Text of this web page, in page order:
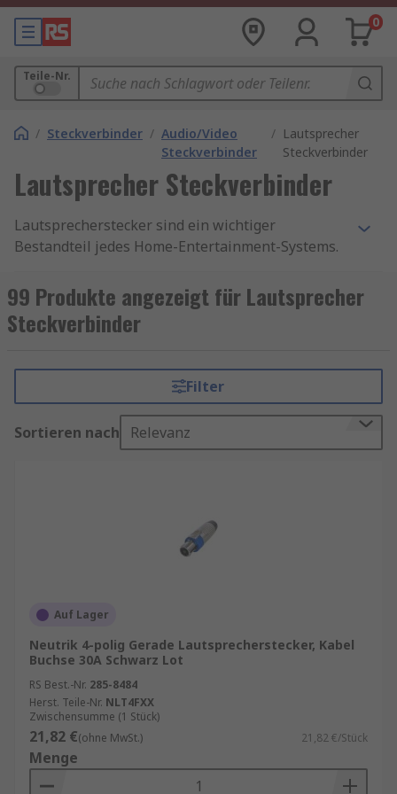
0
Teile-Nr.
/ Steckverbinder / Audio/Video
Steckverbinder
/ Lautsprecher
Steckverbinder
Lautsprecher Steckverbinder
Lautsprecherstecker sind ein wichtiger
Bestandteil jedes Home-Entertainment-Systems.
oder Empfänger an die Lautsprecher
weitergegeben wird, um ein qualitativ
hochwertiges Hörerlebnis zu ermöglichen. Es
dem Markt, und es ist wichtig zu verstehen,
welche Art von Stecker für Ihr System am besten
Wie ist ein Lautsprecherstecker
Ein Lautsprecherstecker besteht im Allgemeinen
aus einem Metallgehäuse und einem Kontaktpin,
hängt von der Art des Anschlusses ab, den Ihr
Verstärker oder Empfänger hat. Die gängigsten
Arten von Lautsprechersteckern sind
Bananenstecker, Klinkenstecker und
Schraubklemmen.
Arten von Lautsprechersteckern
Bananenstecker sind eine der beliebtesten
99 Produkte angezeigt für Lautsprecher
Steckverbinder
Filter
Sortieren nach Relevanz
Auf Lager
Neutrik 4-polig Gerade Lautsprecherstecker, Kabel
Buchse 30A Schwarz Lot
RS Best.-Nr. 285-8484
Herst. Teile-Nr. NLT4FXX
Zwischensumme (1 Stück)
21,82 €(ohne MwSt.) 21,82 €/Stück
Menge